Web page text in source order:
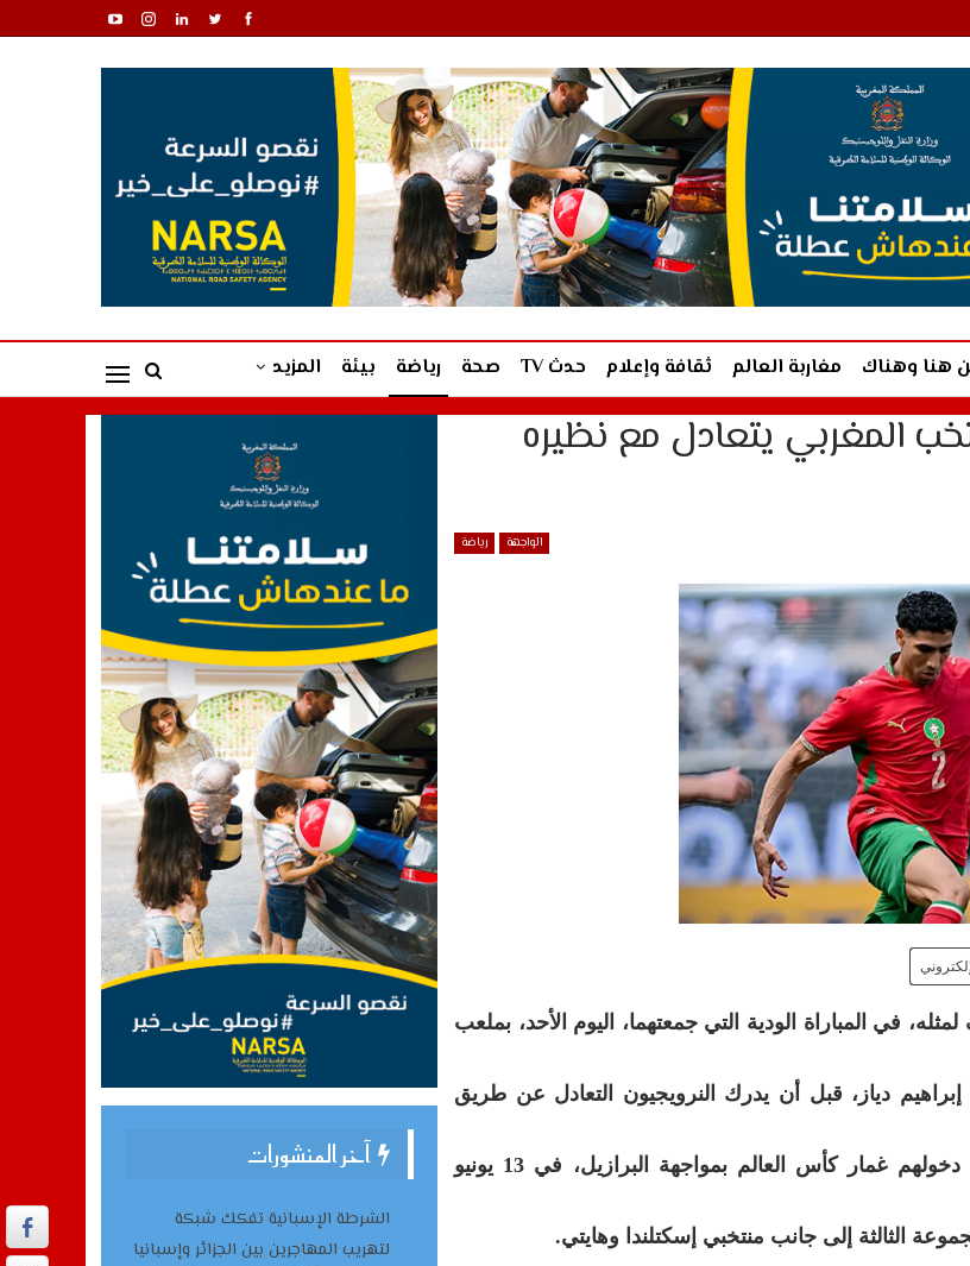
هنا وهناك مغاربة العالم ثقافة وإعلام حدث TV صحة رياضة بيئة المزيد
كأس العالم 2026: المنتخب المغربي يتعادل مع نظيره
الواجهة رياضة
في المباراة الودية التي جمعتهما، اليوم الأحد، بملعب
دياز، قبل أن يدرك النرويجيون التعادل عن طريق
وشكلت هذه المواجهة آخر مباراة ودية لأسود الأطلس قبل دخولهم غمار كأس العالم بمواجهة البرازيل، في 13 يونيو
الثالثة إلى جانب منتخبي إسكتلندا وهايتي.
آخر المنشورات
الشرطة الإسبانية تفكك شبكة
لتهريب المهاجرين بين الجزائر وإسبانيا